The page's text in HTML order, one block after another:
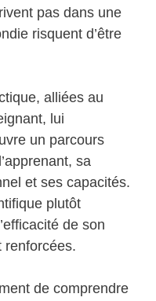
pas dans une
risquent d’être
alliées au
lui
un parcours
sa
et ses capacités.
plutôt
de son
renforcées.
de comprendre